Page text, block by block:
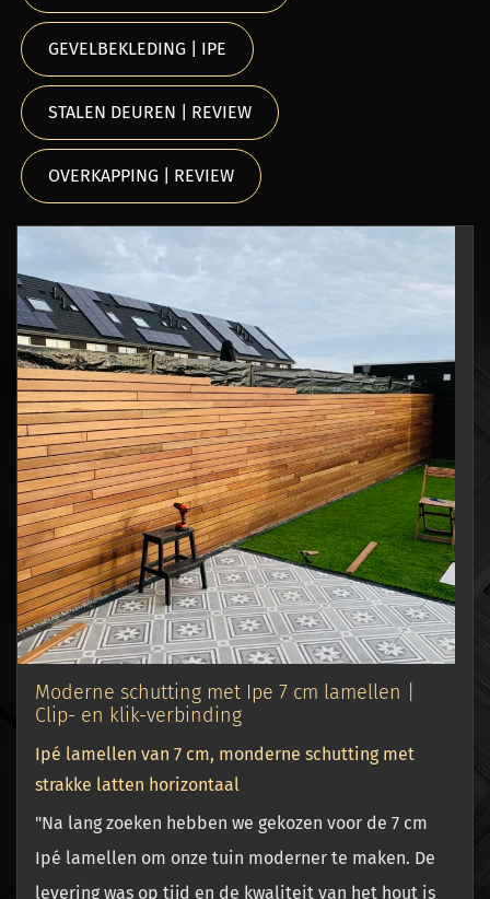
GEVELBEKLEDING | IPE
STALEN DEUREN | REVIEW
OVERKAPPING | REVIEW
Moderne schutting met Ipe 7 cm lamellen |
Clip- en klik-verbinding
Ipé lamellen van 7 cm, monderne schutting met
strakke latten horizontaal
"Na lang zoeken hebben we gekozen voor de 7 cm
Ipé lamellen om onze tuin moderner te maken. De
levering was op tijd en de kwaliteit van het hout is